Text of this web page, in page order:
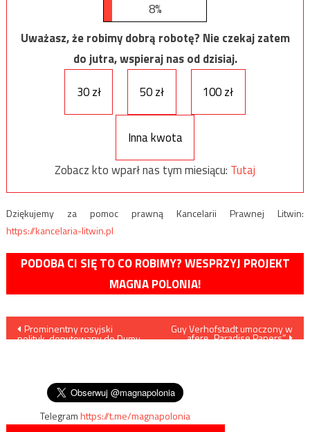
8%
Uważasz, że robimy dobrą robotę? Nie czekaj zatem
do jutra, wspieraj nas od dzisiaj.
30 zł
50 zł 100 zł
Inna kwota
Zobacz kto wparł nas tym miesiącu: Tutaj
Dziękujemy za pomoc prawną Kancelarii Prawnej Litwin:
https://kancelaria-litwin.pl
PODOBA CI SIĘ TO CO ROBIMY? WESPRZYJ PROJEKT
MAGNA POLONIA!
Nawigacja
Prominentny rosyjski
polityk, deputowany do Dumy
Guy Verhofstadt umoczony w
aferę „Paradise Papers”
Telegramhttps://t.me/magnapolonia